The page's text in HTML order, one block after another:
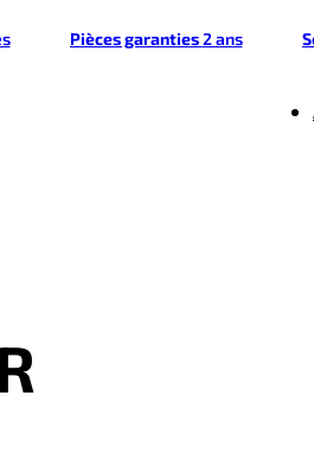
Pièces garanties2 ans